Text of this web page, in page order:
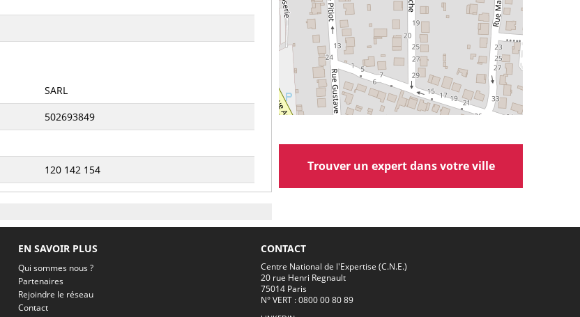
SARL
502693849
120 142 154 Trouver un expert dans votre ville
EN SAVOIR PLUS
Qui sommes nous ?
Partenaires
Rejoindre le réseau
Contact
CONTACT
Centre National de l'Expertise (C.N.E.)
20 rue Henri Regnault
75014 Paris
N° VERT : 0800 00 80 89